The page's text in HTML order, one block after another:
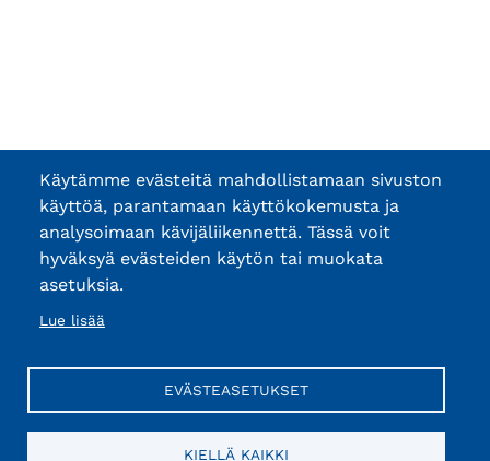
Käytämme evästeitä mahdollistamaan sivuston
käyttöä, parantamaan käyttökokemusta ja
analysoimaan kävijäliikennettä. Tässä voit
hyväksyä evästeiden käytön tai muokata
asetuksia.
Lue lisää
EVÄSTEASETUKSET
KIELLÄ KAIKKI